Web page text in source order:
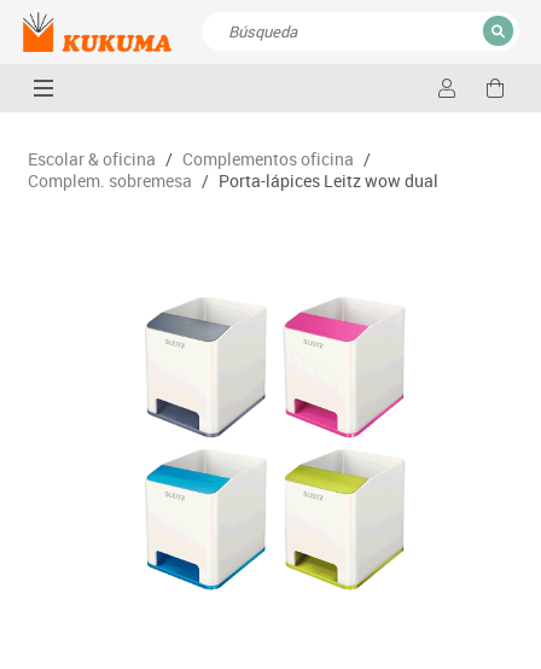
CERRAR
Escolar & oficina / Complementos oficina /
Complem. sobremesa / Porta-lápices Leitz wow dual